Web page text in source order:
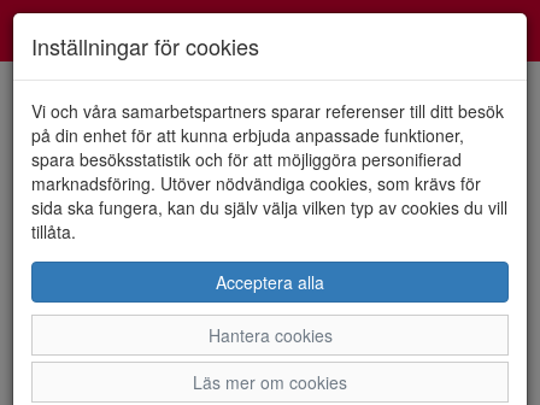
HEM RIEKER
Inställningar för cookies
Vi och våra samarbetspartners sparar referenser till ditt besök
på din enhet för att kunna erbjuda anpassade funktioner,
spara besöksstatistik och för att möjliggöra personifierad
marknadsföring. Utöver nödvändiga cookies, som krävs för
sida ska fungera, kan du själv välja vilken typ av cookies du vill
tillåta.
Acceptera alla
Hantera cookies
Läs mer om cookies